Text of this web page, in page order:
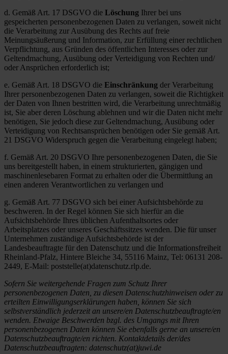
d. Gemäß Art. 17 DSGVO die Löschung Ihrer bei uns
gespeicherten personenbezogenen Daten zu verlangen, soweit nicht
die Verarbeitung zur Ausübung des Rechts auf freie
Meinungsäußerung und Information, zur Erfüllung einer rechtlichen
Verpflichtung, aus Gründen des öffentlichen Interesses oder zur
Geltendmachung, Ausübung oder Verteidigung von Rechten und/
oder Ansprüchen erforderlich ist;
e. Gemäß Art. 18 DSGVO die Einschränkung der Verarbeitung
Ihrer personenbezogenen Daten zu verlangen, soweit die Richtigkeit
der Daten von Ihnen bestritten wird, die Verarbeitung unrechtmäßig
ist, Sie aber deren Löschung ablehnen und wir die Daten nicht mehr
benötigen, Sie jedoch diese zur Geltendmachung, Ausübung oder
Verteidigung von Rechtsansprüchen benötigen oder Sie gemäß Art.
21 DSGVO Widerspruch gegen die Verarbeitung eingelegt haben;
f. Gemäß Art. 20 DSGVO Ihre personenbezogenen Daten, die Sie
uns bereitgestellt haben, in einem strukturierten, gängigen und
maschinenlesebaren Format zu erhalten oder die Übermittlung an
einen anderen Verantwortlichen zu verlangen und
g. Gemäß Art. 77 DSGVO sich bei einer Aufsichtsbehörde zu
beschweren. In der Regel können Sie sich hierfür an die
Aufsichtsbehörde Ihres üblichen Aufenthaltsortes oder
Arbeitsplatzes oder unseres Geschäftssitzes wenden. Die für unser
Unternehmen zuständige Aufsichtsbehörde ist der
Landesbeauftragte für den Datenschutz und die Informationsfreiheit
Rheinland-Pfalz, Hintere Bleiche 34, 55116 Mainz, Tel: 06131 208-
2449, E-Mail: poststelle(at)datenschutz.rlp.de.
Sofern Sie weitergehende Fragen zum Schutz Ihrer
personenbezogenen Daten, zu diesen Datenschutzhinweisen oder zu
erteilten Einwilligungserklärungen haben, können Sie sich
selbstverständlich jederzeit an unsere/en Datenschutzbeauftragte/en
wenden. Etwaige Beschwerden bzgl. des Umgangs mit Ihren
personenbezogenen Daten können Sie ebenfalls gerne an unsere/en
Datenschutzbeauftragte/en richten. Kontaktdetails der/des
Datenschutzbeauftragten: datenschutz(at)juwi.de